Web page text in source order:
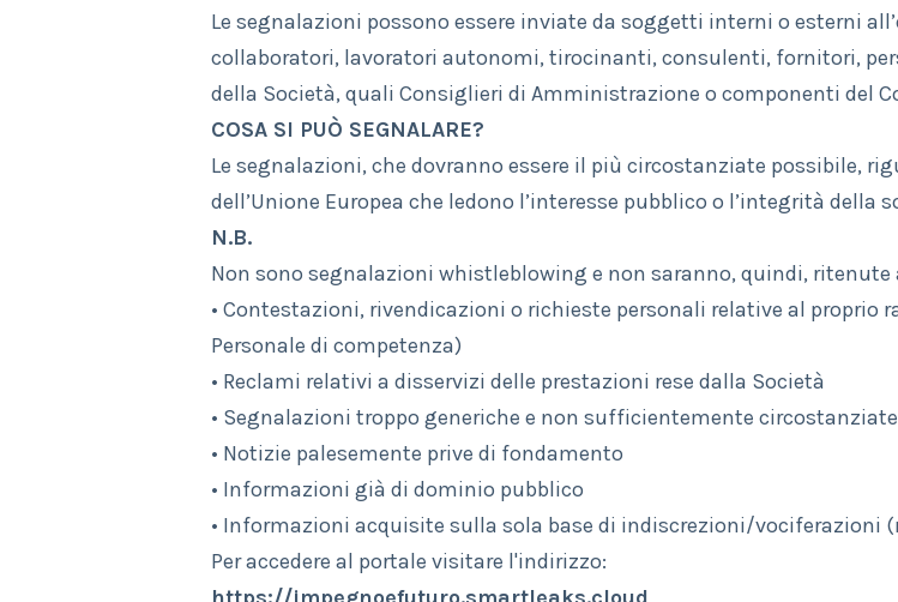
Le segnalazioni possono essere inviate da soggetti interni o esterni
collaboratori, lavoratori autonomi, tirocinanti, consulenti, fornitori,
della Società, quali Consiglieri di Amministrazione o componenti del
COSA SI PUÒ SEGNALARE?
Le segnalazioni, che dovranno essere il più circostanziate possibile,
dell’Unione Europea che ledono l’interesse pubblico o l’integrità della
N.B.
Non sono segnalazioni whistleblowing e non saranno, quindi,
• Contestazioni, rivendicazioni o richieste personali relative al proprio
Personale di competenza)
• Reclami relativi a disservizi delle prestazioni rese dalla Società
• Segnalazioni troppo generiche e non sufficientemente circostanziate
• Notizie palesemente prive di fondamento
• Informazioni già di dominio pubblico
• Informazioni acquisite sulla sola base di indiscrezioni/vociferazioni
Per accedere al portale visitare l'indirizzo: